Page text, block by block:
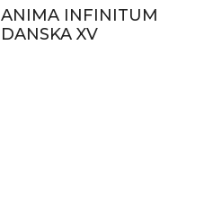
ANIMA INFINITUM
DANSKA XV